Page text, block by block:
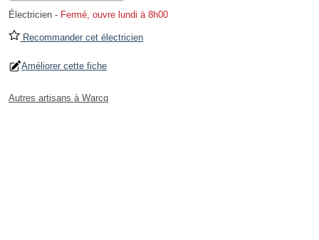
Électricien - Fermé, ouvre lundi à 8h00
Recommander cet électricien
Améliorer cette fiche
Autres artisans à Warcq